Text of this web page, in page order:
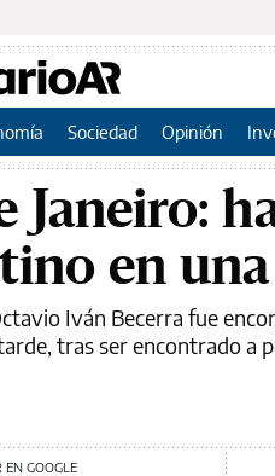
Sociedad Opinión
Janeiro:
en
Iván Becerra fue
tras ser encontrado a
EN GOOGLE